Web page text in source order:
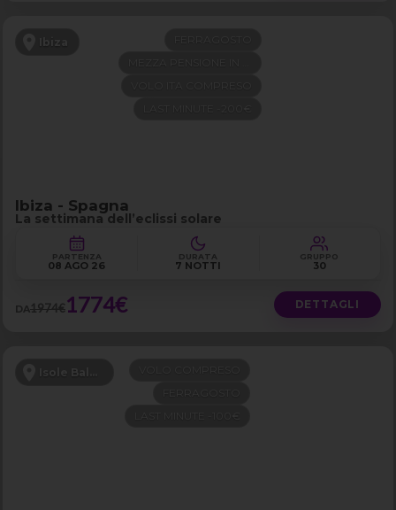
Ibiza
Ibiza - Spagna
La settimana dell’eclissi solare
PARTENZA
08 AGO 26
DURATA
7 NOTTI
GRUPPO
30
DA1974€1774€ DETTAGLI
Isole Baleari